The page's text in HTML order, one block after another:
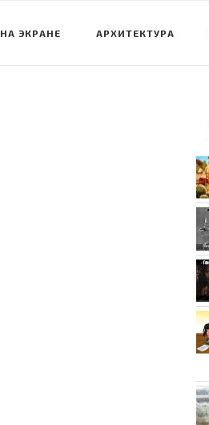
НА ЭКРАНЕ АРХИТЕКТУРА